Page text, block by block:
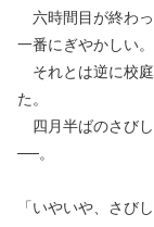
六時間目が終わ
一番にぎやかしい。
それとは逆に校
た。
四月半ばのさび
──。
「いやいや、さび